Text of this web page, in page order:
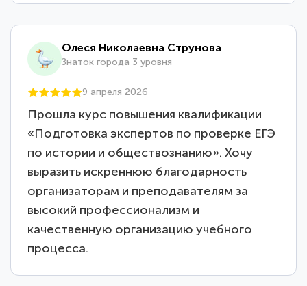
Олеся Николаевна Струнова
Знаток города 3 уровня
9 апреля 2026
Прошла курс повышения квалификации
«Подготовка экспертов по проверке ЕГЭ
по истории и обществознанию». Хочу
выразить искреннюю благодарность
организаторам и преподавателям за
высокий профессионализм и
качественную организацию учебного
процесса.